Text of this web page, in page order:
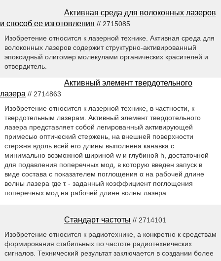
Активная среда для волоконных лазеров
и способ ее изготовления // 2715085
Изобретение относится к лазерной технике. Активная среда для
волоконных лазеров содержит структурно-активированный
эпоксидный олигомер молекулами органических красителей и
отвердитель.
Активный элемент твердотельного
лазера // 2714863
Изобретение относится к лазерной технике, в частности, к
твердотельным лазерам. Активный элемент твердотельного
лазера представляет собой легированный активирующей
примесью оптический стержень, на внешней поверхности
стержня вдоль всей его длины выполнена канавка с
минимально возможной шириной w и глубиной h, достаточной
для подавления поперечных мод, в которую введен запуск в
виде состава с показателем поглощения α на рабочей длине
волны лазера где τ - заданный коэффициент поглощения
поперечных мод на рабочей длине волны лазера.
Стандарт частоты // 2714101
Изобретение относится к радиотехнике, а конкретно к средствам
формирования стабильных по частоте радиотехнических
сигналов. Технический результат заключается в создании более